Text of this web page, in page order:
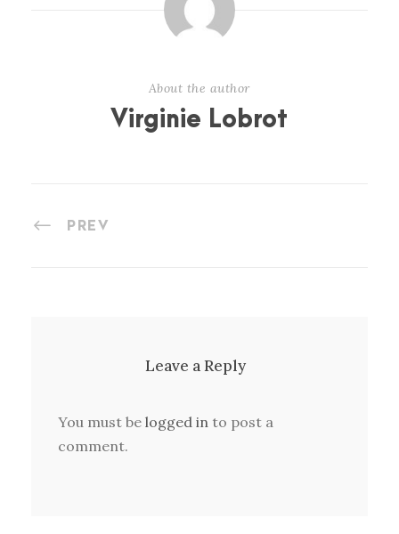
About the author
Virginie Lobrot
PREV
Leave a Reply
You must be logged in to post a
comment.